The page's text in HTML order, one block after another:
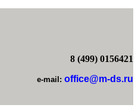
8 (499) 0156421
e-mail: office@m-ds.ru